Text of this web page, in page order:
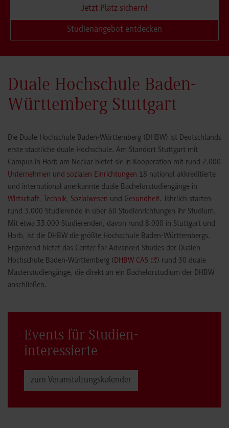
Jetzt Platz sichern!
Studienangebot entdecken
Duale Hochschule Baden-
Württemberg Stuttgart
Die Duale Hochschule Baden-Württemberg (DHBW) ist Deutschlands
erste staatliche duale Hochschule. Am Standort Stuttgart mit
Campus in Horb am Neckar bietet sie in Kooperation mit rund 2.000
Unternehmen und sozialen Einrichtungen 18 national akkreditierte
und international anerkannte duale Bachelorstudiengänge in
Wirtschaft, Technik, Sozialwesen und Gesundheit. Jährlich starten
rund 3.000 Studierende in über 60 Studienrichtungen ihr Studium.
Mit etwa 33.000 Studierenden, davon rund 8.000 in Stuttgart und
Horb, ist die DHBW die größte Hochschule Baden-Württembergs.
Ergänzend bietet das Center for Advanced Studies der Dualen
Hochschule Baden-Württemberg (DHBW CAS
) rund 30 duale
Masterstudiengänge, die direkt an ein Bachelorstudium der DHBW
anschließen.
Events für Studien­
interessierte
zum Veranstaltungs­kalender